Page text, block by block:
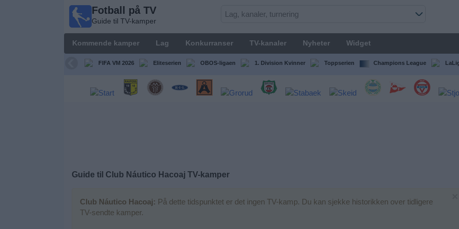
Fotball på TV
Guide til TV-kamper
Kommende kamper Lag Konkurranser TV-kanaler Nyheter Widget
FIFA VM 2026 Eliteserien OBOS-ligaen 1. Division Kvinner Toppserien Champions League
Guide til Club Náutico Hacoaj TV-kamper
Club Náutico Hacoaj: På dette tidspunktet er det ingen TV-kamp. Du kan sjekke historikken over tidligere
TV-sendte kamper.